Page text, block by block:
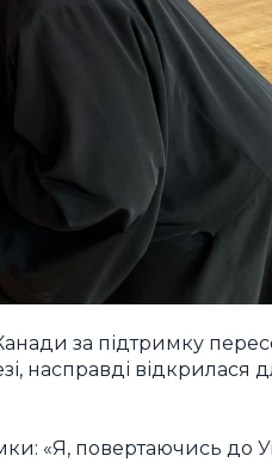
за підтримку
насправді відкрилася
«Я, повертаючись до